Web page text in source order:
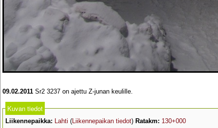
09.02.2011 Sr2 3237 on ajettu Z-junan keulille.
Kuvan tiedot
Liikennepaikka: Lahti (Liikennepaikan tiedot) Ratakm: 130+000